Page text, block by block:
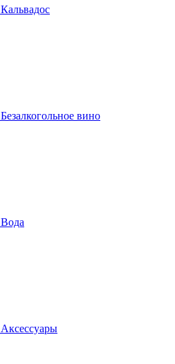
Кальвадос
Безалкогольное вино
Вода
Аксессуары